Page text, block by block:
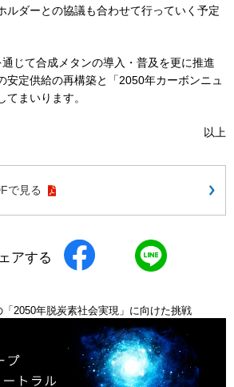
ルダーとの協議も合わせて行っていく予定
じて合成メタンの導入・普及を更に推進
安定供給の再構築と「2050年カーボンニュ
まいります。
以上
で見る
アする
2050年脱炭素社会実現」に向けた挑戦